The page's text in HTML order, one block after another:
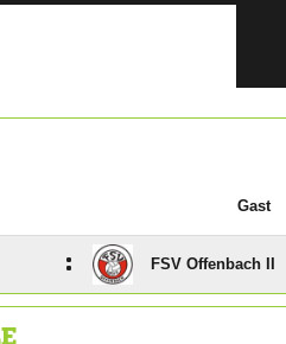
Gast
: FSV Offenbach II